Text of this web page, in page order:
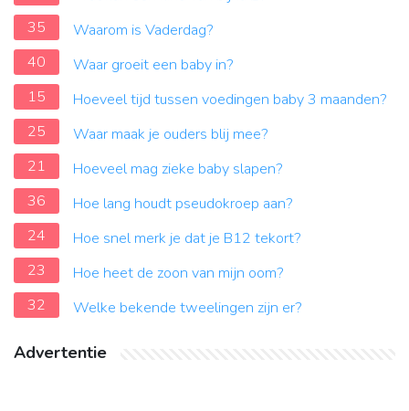
35
Waarom is Vaderdag?
40
Waar groeit een baby in?
15
Hoeveel tijd tussen voedingen baby 3 maanden?
25
Waar maak je ouders blij mee?
21
Hoeveel mag zieke baby slapen?
36
Hoe lang houdt pseudokroep aan?
24
Hoe snel merk je dat je B12 tekort?
23
Hoe heet de zoon van mijn oom?
32
Welke bekende tweelingen zijn er?
Advertentie